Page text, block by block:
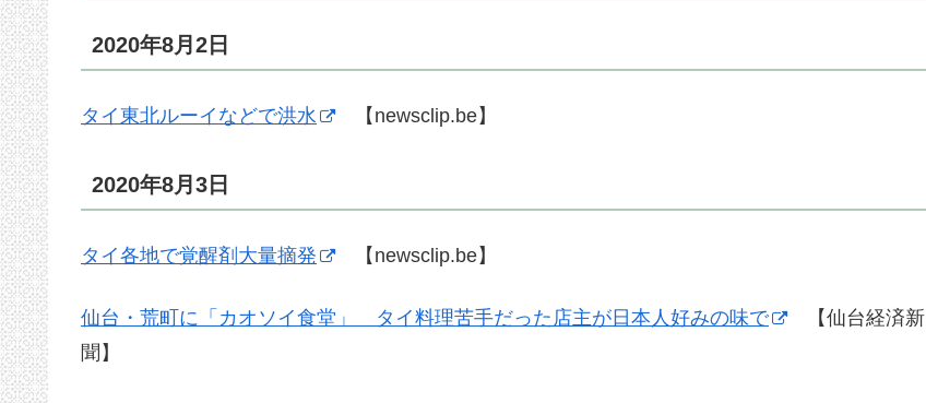
2020年8月2日
タイ東北ルーイなどで洪水 【newsclip.be】
2020年8月3日
タイ各地で覚醒剤大量摘発 【newsclip.be】
仙台・荒町に「カオソイ食堂」 タイ料理苦手だった店主が日本人好みの味で
【仙台経済新
聞】